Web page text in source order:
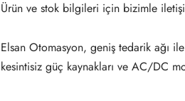
Ürün ve stok bilgileri için bizimle
Elsan Otomasyon, geniş tedarik ağı
kesintisiz güç kaynakları ve AC/DC